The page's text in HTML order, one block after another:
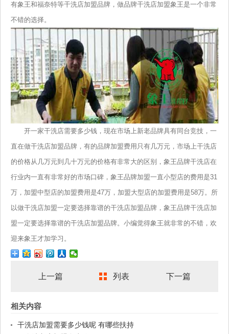
有象王和福奈特等干洗店加盟品牌，做品牌干洗店加盟象王是一个非常
不错的选择。
开一家干洗店需要多少钱，现在市场上新老品牌具有同台竞技，一
直在做干洗店加盟品牌，有的品牌加盟费用只有几万元，市场上干洗店
的价格从几万元到几十万元的价格有非常大的区别，象王品牌干洗店在
行业内一直有非常好的市场口碑，象王品牌加盟一直小型店的费用是31
万，加盟中型店的加盟费用是47万，加盟大型店的加盟费用是58万。所
以做干洗店加盟一定要选择靠谱的干洗店加盟品牌，象王品牌干洗店加
盟一定要选择靠谱的干洗店加盟品牌。小编觉得象王就非常的不错，欢
迎来象王才加学习。
上一篇 列表 下一篇
相关内容
干洗店加盟需要多少钱呢 有哪些扶持